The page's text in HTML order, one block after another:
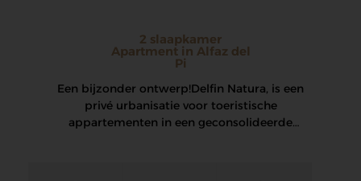
2 slaapkamer
Apartment in Alfaz del
Pi
Een bijzonder ontwerp! Delfin Natura, is een
privé urbanisatie voor toeristische
appartementen in een geconsolideerde